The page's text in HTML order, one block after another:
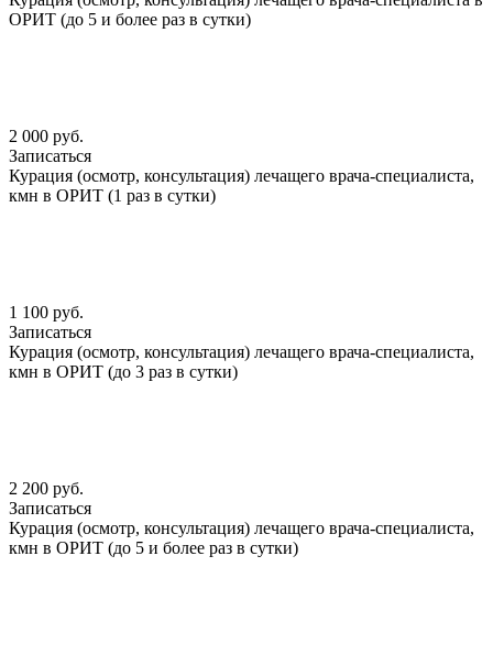
ОРИТ (до 5 и более раз в сутки)
2 000 руб.
Записаться
Курация (осмотр, консультация) лечащего врача-специалиста,
кмн в ОРИТ (1 раз в сутки)
1 100 руб.
Записаться
Курация (осмотр, консультация) лечащего врача-специалиста,
кмн в ОРИТ (до 3 раз в сутки)
2 200 руб.
Записаться
Курация (осмотр, консультация) лечащего врача-специалиста,
кмн в ОРИТ (до 5 и более раз в сутки)